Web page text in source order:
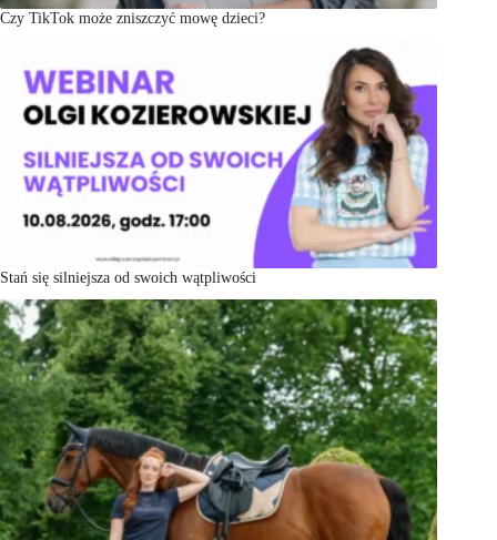
Czy TikTok może zniszczyć mowę dzieci?
Stań się silniejsza od swoich wątpliwości